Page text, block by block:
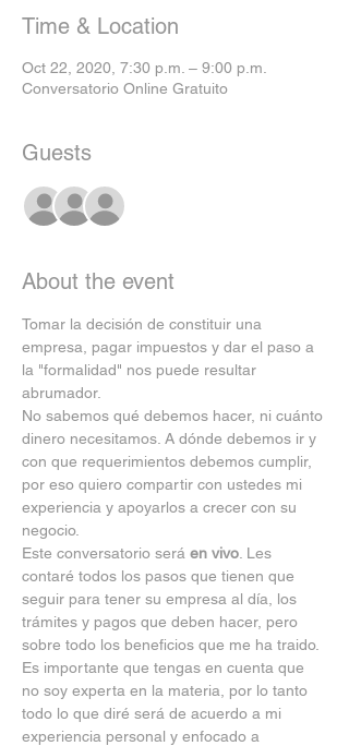
Time & Location
Oct 22, 2020, 7:30 p.m. – 9:00 p.m.
Conversatorio Online Gratuito
Guests
About the event
Tomar la decisión de constituir una
empresa, pagar impuestos y dar el paso a
la "formalidad" nos puede resultar
abrumador.
No sabemos qué debemos hacer, ni cuánto
dinero necesitamos. A dónde debemos ir y
con que requerimientos debemos cumplir,
por eso quiero compartir con ustedes mi
experiencia y apoyarlos a crecer con su
negocio.
Este conversatorio será en vivo . Les
contaré todos los pasos que tienen que
seguir para tener su empresa al día, los
trámites y pagos que deben hacer, pero
sobre todo los beneficios que me ha traido.
Es importante que tengas en cuenta que
no soy experta en la materia, por lo tanto
todo lo que diré será de acuerdo a mi
experiencia personal y enfocado a